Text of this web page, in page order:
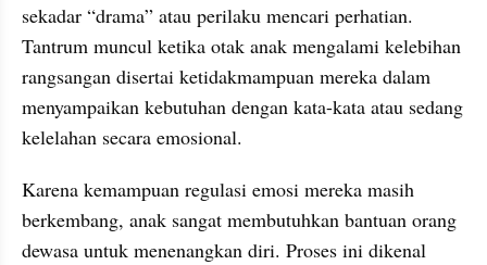
sekadar “drama” atau perilaku mencari perhatian.
Tantrum muncul ketika otak anak mengalami kelebihan
rangsangan disertai ketidakmampuan mereka dalam
menyampaikan kebutuhan dengan kata-kata atau sedang
kelelahan secara emosional.
Karena kemampuan regulasi emosi mereka masih
berkembang, anak sangat membutuhkan bantuan orang
dewasa untuk menenangkan diri. Proses ini dikenal